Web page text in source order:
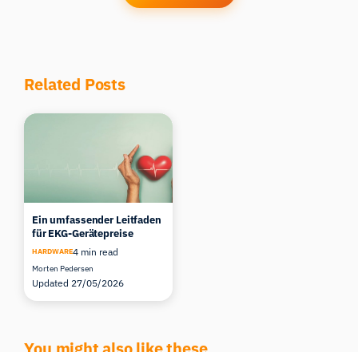
Related Posts
Ein umfassender Leitfaden
für EKG-Gerätepreise
HARDWARE4 min read
Morten Pedersen
Updated 27/05/2026